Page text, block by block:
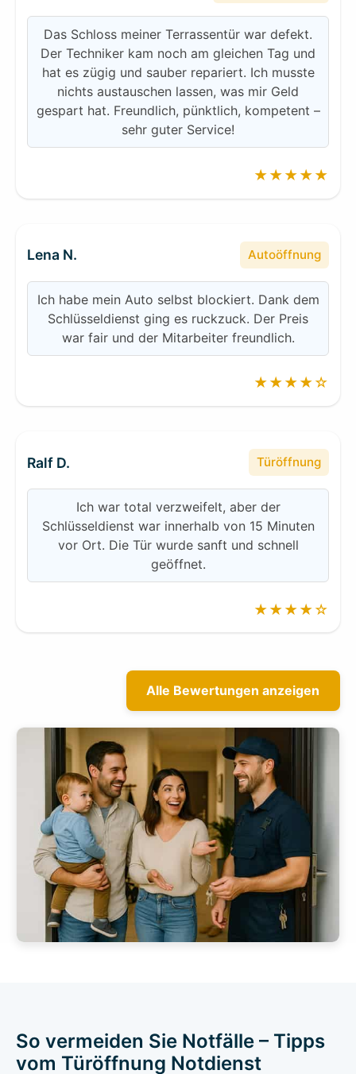
Das Schloss meiner Terrassentür war defekt.
Der Techniker kam noch am gleichen Tag und
hat es zügig und sauber repariert. Ich musste
nichts austauschen lassen, was mir Geld
gespart hat. Freundlich, pünktlich, kompetent –
sehr guter Service!
★★★★★
Lena N. Autoöffnung
Ich habe mein Auto selbst blockiert. Dank dem
Schlüsseldienst ging es ruckzuck. Der Preis
war fair und der Mitarbeiter freundlich.
★★★★☆
Ralf D. Türöffnung
Ich war total verzweifelt, aber der
Schlüsseldienst war innerhalb von 15 Minuten
vor Ort. Die Tür wurde sanft und schnell
geöffnet.
★★★★☆
Alle Bewertungen anzeigen
So vermeiden Sie Notfälle – Tipps
vom Türöffnung Notdienst